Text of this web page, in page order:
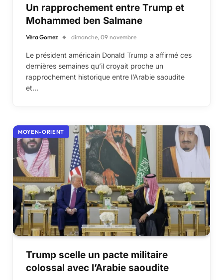
Un rapprochement entre Trump et
Mohammed ben Salmane
Véra Gomez dimanche, 09 novembre
Le président américain Donald Trump a affirmé ces
dernières semaines qu’il croyait proche un
rapprochement historique entre l’Arabie saoudite
et…
MOYEN-ORIENT
Trump scelle un pacte militaire
colossal avec l’Arabie saoudite